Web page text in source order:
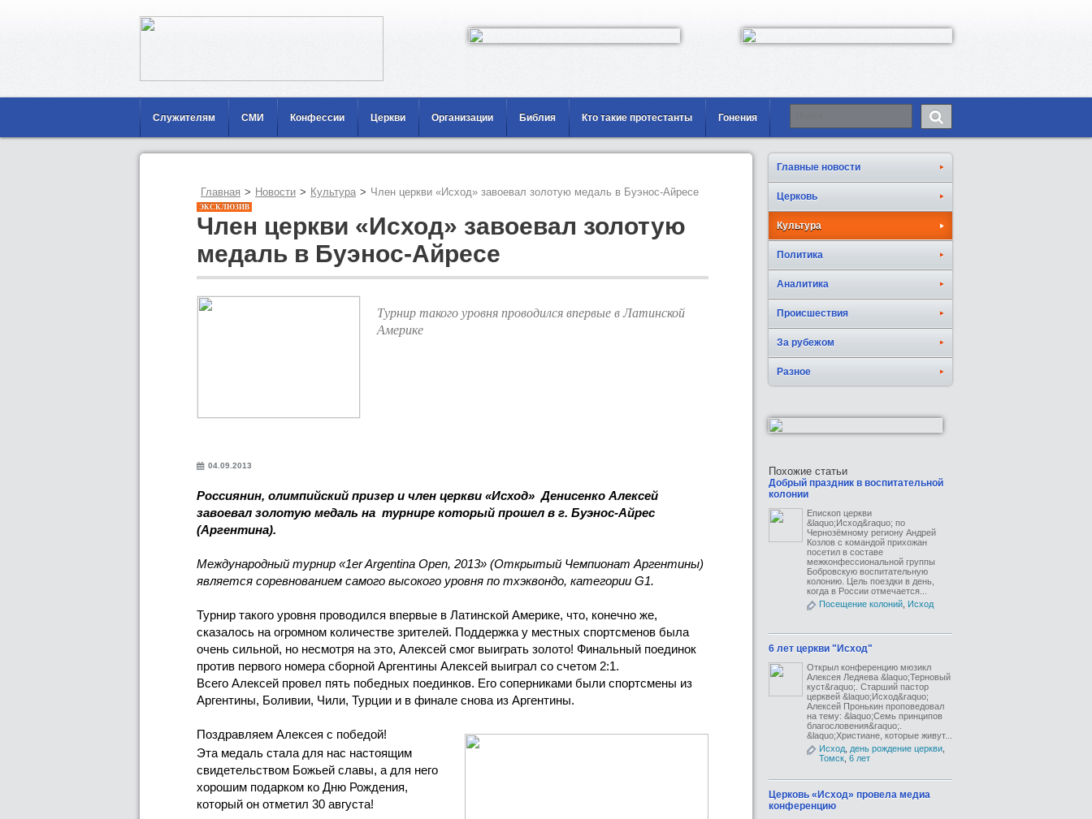
Служителям СМИ Конфессии Церкви Организации Библия Кто такие протестанты Гонения
Главная > Новости > Культура > Член церкви «Исход» завоевал золотую медаль в Буэнос-Айресе
ЭКСКЛЮЗИВ
Член церкви «Исход» завоевал золотую
медаль в Буэнос-Айресе
Турнир такого уровня проводился впервые в Латинской
Америке
04.09.2013
Россиянин, олимпийский призер и член церкви «Исход» Денисенко Алексей
завоевал золотую медаль на турнире который прошел в г. Буэнос-Айрес
(Аргентина).
Международный турнир «1er Argentina Open, 2013» (Открытый Чемпионат Аргентины)
является соревнованием самого высокого уровня по тхэквондо, категории G1.
Турнир такого уровня проводился впервые в Латинской Америке, что, конечно же,
сказалось на огромном количестве зрителей. Поддержка у местных спортсменов была
очень сильной, но несмотря на это, Алексей смог выиграть золото! Финальный поединок
против первого номера сборной Аргентины Алексей выиграл со счетом 2:1.
Всего Алексей провел пять победных поединков. Его соперниками были спортсмены из
Аргентины, Боливии, Чили, Турции и в финале снова из Аргентины.
Поздравляем Алексея с победой!
Эта медаль стала для нас настоящим
свидетельством Божьей славы, а для него
хорошим подарком ко Дню Рождения,
который он отметил 30 августа!
Главные новости
Церковь
Культура
Политика
Аналитика
Происшествия
За рубежом
Разное
Похожие статьи
Добрый праздник в воспитательной
колонии
Епископ церкви
&laquo;Исход&raquo; по
Чернозёмному региону Андрей
Козлов с командой прихожан
посетил в составе
межконфессиональной группы
Бобровскую воспитательную
колонию. Цель поездки в день,
когда в России отмечается...
Посещение колоний Исход
6 лет церкви "Исход"
Открыл конференцию мюзикл
Алексея Ледяева &laquo;Терновый
куст&raquo;. Старший пастор
церквей &laquo;Исход&raquo;
Алексей Пронькин проповедовал
на тему: &laquo;Семь принципов
благословения&raquo;.
&laquo;Христиане, которые живут...
Исход день рождение церкви
Томск 6 лет
Церковь «Исход» провела медиа
конференцию